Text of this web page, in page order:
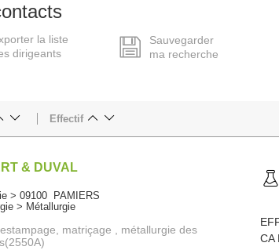
la liste
dirigeants
Sauvegarder
ma recherche
Effectif
& DUVAL
> 09100 PAMIERS
> Métallurgie
matriçage , métallurgie des
CA